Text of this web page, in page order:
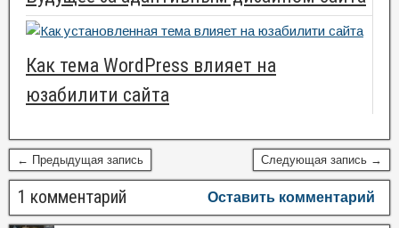
Как тема WordPress влияет на
юзабилити сайта
← Предыдущая запись Следующая запись →
1 комментарий Оставить комментарий